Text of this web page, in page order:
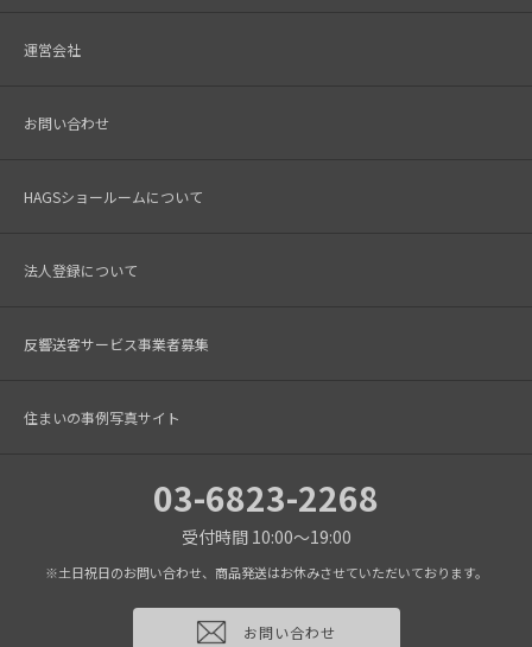
運営会社
お問い合わせ
HAGSショールームについて
法人登録について
反響送客サービス事業者募集
住まいの事例写真サイト
03-6823-2268
受付時間 10:00～19:00
※土日祝日のお問い合わせ、商品発送はお休みさせていただいております。
お問い合わせ